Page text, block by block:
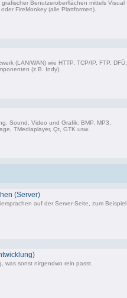
Benutzeroberflächen mittels Visual
FireMonkey (alle Plattformen).
(LAN/WAN) wie HTTP, TCP/IP, FTP, DFÜ,
(z.B. Indy).
Sound, Video und Grafik: BMP, MP3,
TMediaplayer, Qt, GTK usw.
(Server)
auf der Server-Seite, zum Beispiel
was sonst nirgendwo rein passt.